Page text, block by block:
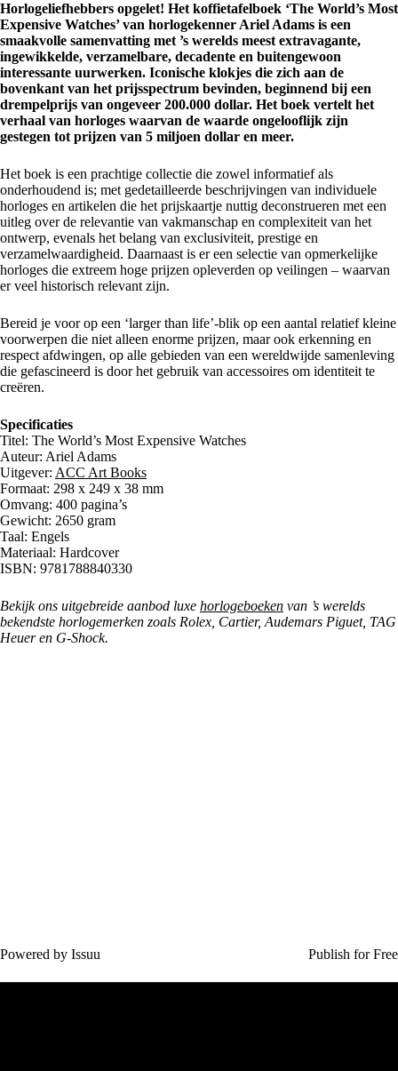
Horlogeliefhebbers opgelet! Het koffietafelboek ‘The World’s Most
Expensive Watches’ van horlogekenner Ariel Adams is een
smaakvolle samenvatting met ’s werelds meest extravagante,
ingewikkelde, verzamelbare, decadente en buitengewoon
interessante uurwerken. Iconische klokjes die zich aan de
bovenkant van het prijsspectrum bevinden, beginnend bij een
drempelprijs van ongeveer 200.000 dollar. Het boek vertelt het
verhaal van horloges waarvan de waarde ongelooflijk zijn
gestegen tot prijzen van 5 miljoen dollar en meer.
Het boek is een prachtige collectie die zowel informatief als
onderhoudend is; met gedetailleerde beschrijvingen van individuele
horloges en artikelen die het prijskaartje nuttig deconstrueren met een
uitleg over de relevantie van vakmanschap en complexiteit van het
ontwerp, evenals het belang van exclusiviteit, prestige en
verzamelwaardigheid. Daarnaast is er een selectie van opmerkelijke
horloges die extreem hoge prijzen opleverden op veilingen – waarvan
er veel historisch relevant zijn.
Bereid je voor op een ‘larger than life’-blik op een aantal relatief kleine
voorwerpen die niet alleen enorme prijzen, maar ook erkenning en
respect afdwingen, op alle gebieden van een wereldwijde samenleving
die gefascineerd is door het gebruik van accessoires om identiteit te
creëren.
Specificaties
Titel: The World’s Most Expensive Watches
Auteur: Ariel Adams
Uitgever: ACC Art Books
Formaat: 298 x 249 x 38 mm
Omvang: 400 pagina’s
Gewicht: 2650 gram
Taal: Engels
Materiaal: Hardcover
ISBN: 9781788840330
Bekijk ons uitgebreide aanbod luxe horlogeboeken van ’s werelds
bekendste horlogemerken zoals Rolex, Cartier, Audemars Piguet, TAG
Heuer en G-Shock.
Powered by Issuu Publish for Free